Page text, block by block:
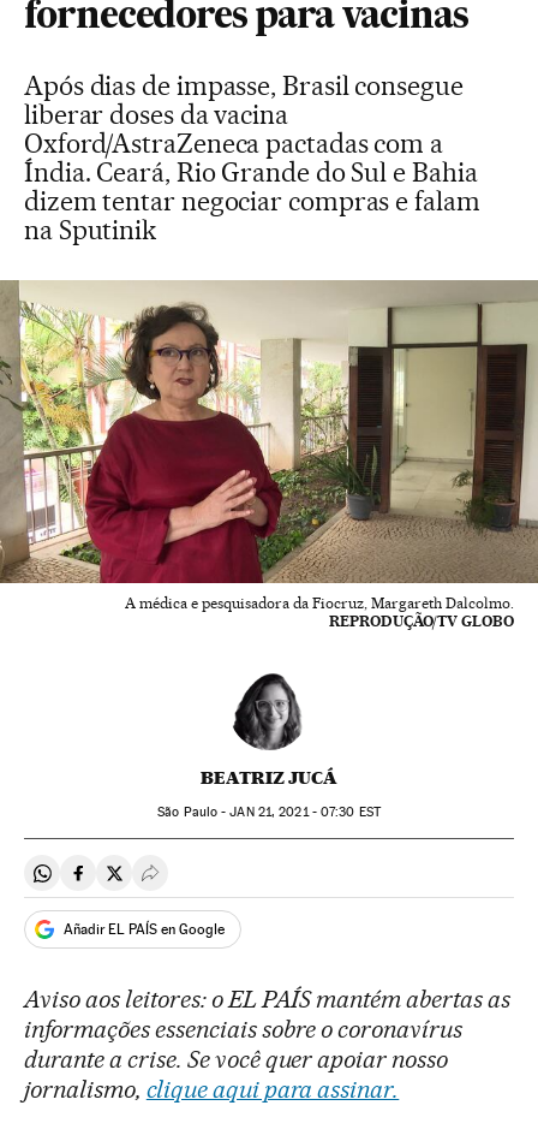
fornecedores para vacinas
Após dias de impasse, Brasil consegue
liberar doses da vacina
Oxford/AstraZeneca pactadas com a
Índia. Ceará, Rio Grande do Sul e Bahia
dizem tentar negociar compras e falam
na Sputinik
A médica e pesquisadora da Fiocruz, Margareth Dalcolmo.
REPRODUÇÃO/TV GLOBO
BEATRIZ JUCÁ
São Paulo -JAN21, 2021 - 07:30 EST
Compartir en Whatsapp
Compartir en Facebook
Compartir en Twitter
Desplegar Redes Sociales
Añadir EL PAÍS en Google
Aviso aos leitores: o EL PAÍS mantém abertas as
informações essenciais sobre o coronavírus
durante a crise. Se você quer apoiar nosso
jornalismo, clique aqui para assinar.